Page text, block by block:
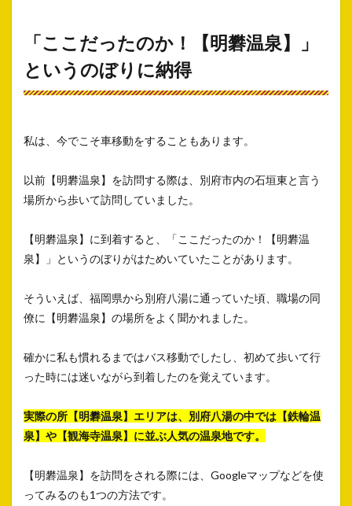
「ここだったのか！【明礬温泉】」
というのぼりに納得
私は、今でこそ車移動をすることもあります。
以前【明礬温泉】を訪問する際は、別府市内の石垣東と言う
場所から歩いて訪問していました。
【明礬温泉】に到着すると、「ここだったのか！【明礬温
泉】」というのぼりがはためいていたことがあります。
そういえば、福岡県から別府八湯に通っていた頃、職場の同
僚に【明礬温泉】の場所をよく聞かれました。
確かに私も慣れるまではバス移動でしたし、初めて歩いて行
った時には迷いながら到着したのを覚えています。
実際の所【明礬温泉】エリアは、別府八湯の中では【鉄輪温
泉】や【観海寺温泉】に並ぶ人気の温泉地です。
【明礬温泉】を訪問をされる際には、Googleマップなどを使
ってみるのも1つの方法です。